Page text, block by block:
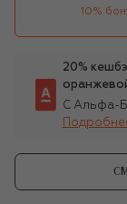
10%
20%
С Альфа-